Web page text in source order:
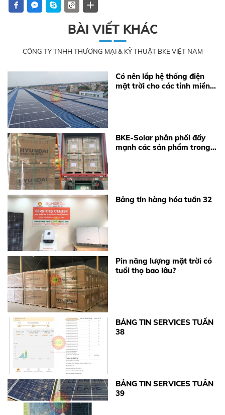
BÀI VIẾT KHÁC
CÔNG TY TNHH THƯƠNG MẠI & KỸ THUẬT BKE VIỆT NAM
Có nên lắp hệ thống điện
mặt trời cho các tỉnh miền
BKE-Solar phân phối đẩy
mạnh các sản phẩm trong
Bảng tin hàng hóa tuần 32
Pin năng lượng mặt trời có
tuổi thọ bao lâu?
BẢNG TIN SERVICES TUẦN
38
BẢNG TIN SERVICES TUẦN
39